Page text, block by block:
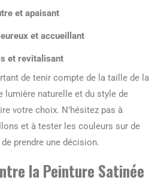
et apaisant
et accueillant
et revitalisant
de tenir compte de la taille de la
lumière naturelle et du style de
votre choix. N’hésitez pas à
et à tester les couleurs sur de
prendre une décision.
la Peinture Satinée